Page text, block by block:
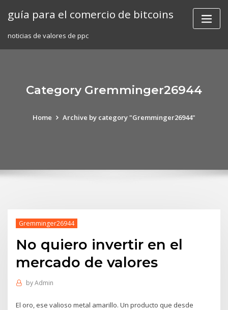
guía para el comercio de bitcoins
noticias de valores de ppc
Category Gremminger26944
Home Archive by category "Gremminger26944"
Gremminger26944
No quiero invertir en el
mercado de valores
byAdmin
El oro, ese valioso metal amarillo. Un producto que desde